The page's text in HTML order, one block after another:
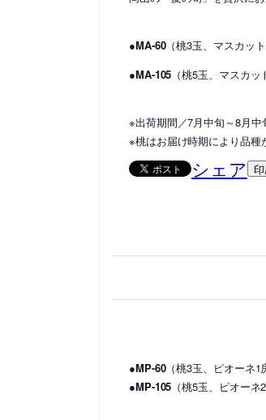
●MA-60（桃3玉、マスカッ
●MA-105 （桃5玉、マスカ
※出荷期間／7月中旬～8月中
※桃はお届け時期により品種
シェア 印
●MP-60（桃3玉、ピオーネ1
●MP-105 （桃5玉、ピオー